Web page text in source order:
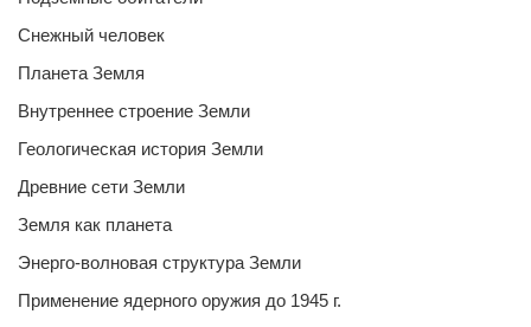
Снежный человек
Планета Земля
Внутреннее строение Земли
Геологическая история Земли
Древние сети Земли
Земля как планета
Энерго-волновая структура Земли
Применение ядерного оружия до 1945 г.